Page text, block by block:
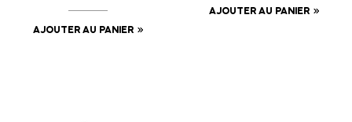
AJOUTER AU PANIER
AJOUTER AU PANIER